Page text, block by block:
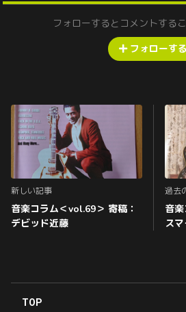
フォローするとコメントする
フォローする
新しい記事
音楽コラム＜vol.69＞ 寄稿：
デビッド近藤
過去
音
ス
TOP